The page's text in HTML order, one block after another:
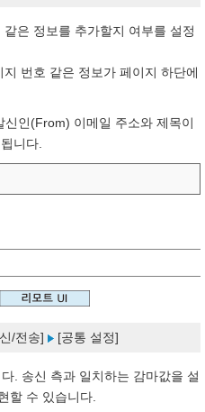
은 정보를 추가할지 여부를 설정
번호 같은 정보가 페이지 하단에
인(From) 이메일 주소와 제목이
니다.
/전송] [공통 설정]
. 송신 측과 일치하는 감마값을 설
할 수 있습니다.